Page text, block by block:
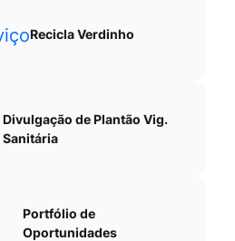
Recicla Verdinho
Divulgação de Plantão Vig.
Sanitária
Portfólio de
Oportunidades